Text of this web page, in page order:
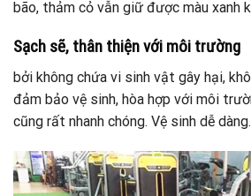
bão, thảm cỏ vẫn giữ được màu xanh
Sạch sẽ, thân thiện với môi trường
bởi không chứa vi sinh vật gây hại,
đảm bảo vệ sinh, hòa hợp với môi
cũng rất nhanh chóng. Vệ sinh dễ dàng.